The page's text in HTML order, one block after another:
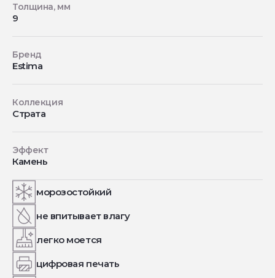
Толщина, мм
9
Бренд
Estima
Коллекция
Страта
Эффект
Камень
морозостойкий
не впитывает влагу
легко моется
цифровая печать